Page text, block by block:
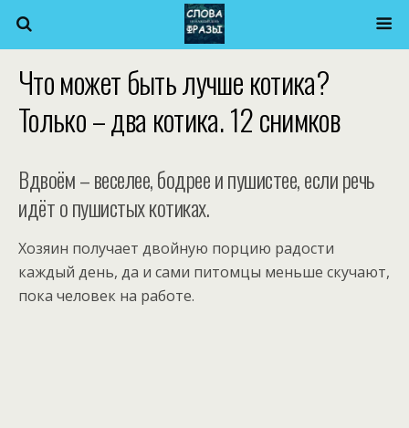
Что может быть лучше котика?
Только – два котика. 12 снимков
Вдвоём – веселее, бодрее и пушистее, если речь
идёт о пушистых котиках.
Хозяин получает двойную порцию радости
каждый день, да и сами питомцы меньше скучают,
пока человек на работе.